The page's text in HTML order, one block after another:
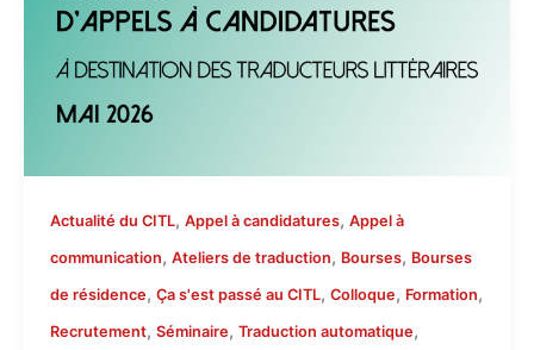
Actualité du CITL, Appel à candidatures, Appel à
communication, Ateliers de traduction, Bourses, Bourses
de résidence, Ça s'est passé au CITL, Colloque, Formation,
Recrutement, Séminaire, Traduction automatique,